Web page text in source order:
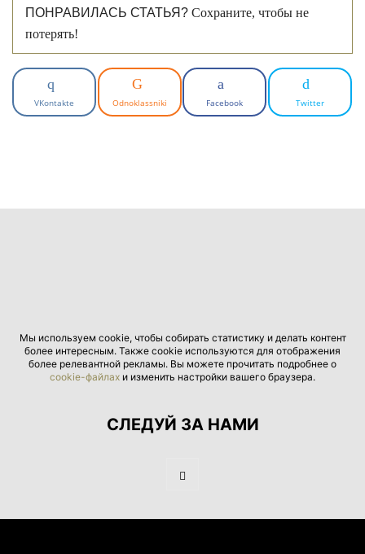
ПОНРАВИЛАСЬ СТАТЬЯ? Сохраните, чтобы не
потерять!
VKontakte Odnoklassniki Facebook Twitter
Мы используем cookie, чтобы собирать статистику и делать контент
более интересным. Также cookie используются для отображения
более релевантной рекламы. Вы можете прочитать подробнее о
cookie-файлах и изменить настройки вашего браузера.
СЛЕДУЙ ЗА НАМИ